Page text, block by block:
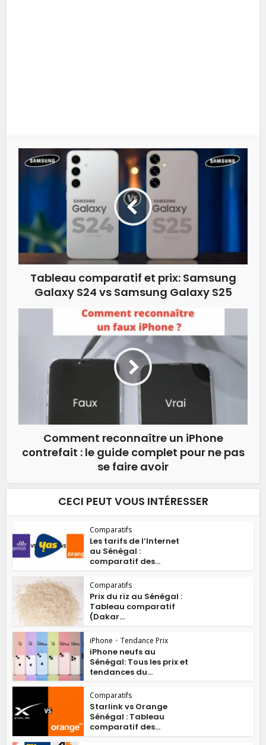
Tableau comparatif et prix: Samsung
Galaxy S24 vs Samsung Galaxy S25
Comment reconnaître un iPhone
contrefait : le guide complet pour ne pas
se faire avoir
CECI PEUT VOUS INTÉRESSER
Comparatifs
Les tarifs de l’Internet
au Sénégal :
comparatif des...
Comparatifs
Prix du riz au Sénégal :
Tableau comparatif
(Dakar...
iPhone • Tendance Prix
iPhone neufs au
Sénégal: Tous les prix et
tendances du...
Comparatifs
Starlink vs Orange
Sénégal : Tableau
comparatif des...